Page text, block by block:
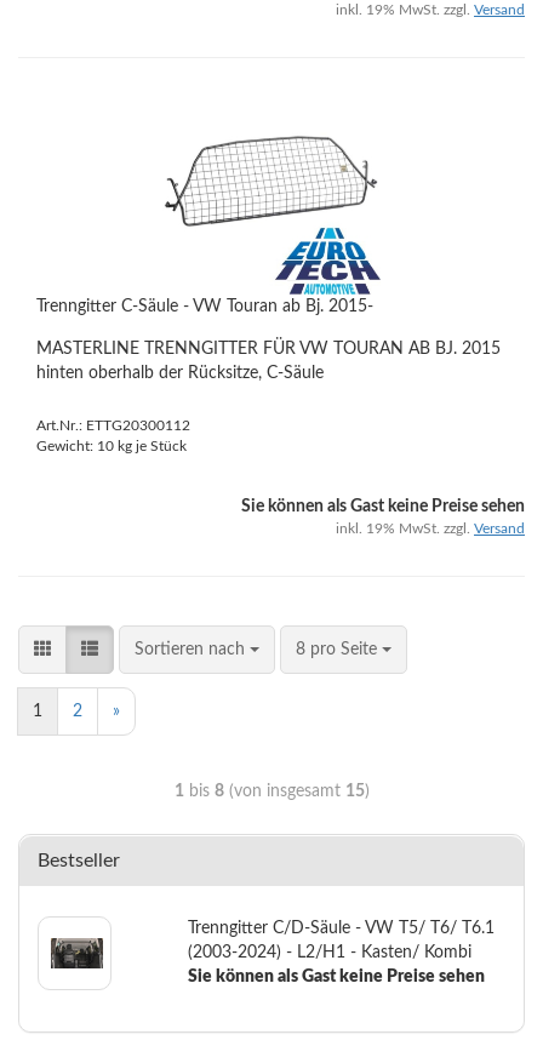
inkl. 19% MwSt. zzgl. Versand
Trenngitter C-Säule - VW Touran ab Bj. 2015-
MASTERLINE TRENNGITTER FÜR VW TOURAN AB BJ. 2015
hinten oberhalb der Rücksitze, C-Säule
Art.Nr.: ETTG20300112
Gewicht: 10 kg je Stück
Sie können als Gast keine Preise sehen
inkl. 19% MwSt. zzgl. Versand
Sortieren nach 8 pro Seite
1 2 »
1bis 8(von insgesamt 15)
Bestseller
Trenngitter C/D-Säule - VW T5/ T6/ T6.1
(2003-2024) - L2/H1 - Kasten/ Kombi
Sie können als Gast keine Preise sehen